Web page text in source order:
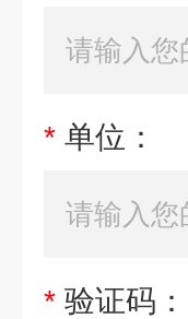
* 单位：
* 验证码：